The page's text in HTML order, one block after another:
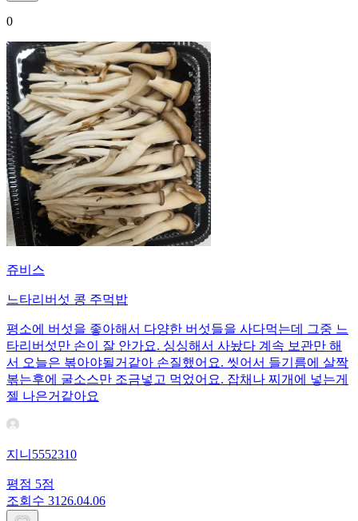
0
쥬비스
느타리버섯 콩 주먹밥
평소에 버섯을 좋아해서 다양한 버섯들을 사다먹는데 그중 느
타리버섯만 손이 잘 안가요. 싱싱해서 사놨다 계속 보관만 해
서 오늘은 볶아야될거같아 손질했어요. 씻어서 들기름에 살짝
볶는후에 굴소스만 조금넣고 먹었어요. 잡채나 찌개에 넣는게
젤 나은거같아요
지니5552310
평점 5점
조회수 31 26.04.06